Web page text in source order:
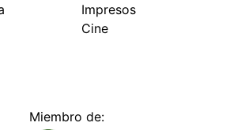
Impresos
Cine
Miembro de: